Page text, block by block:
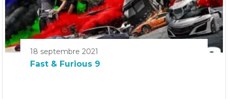
18 septembre 2021
Fast & Furious 9